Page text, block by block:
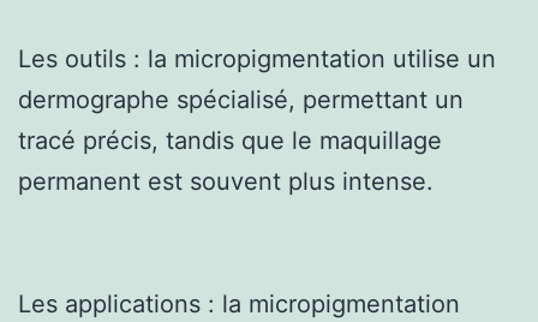
Les outils : la micropigmentation utilise un
dermographe spécialisé, permettant un
tracé précis, tandis que le maquillage
permanent est souvent plus intense.
Les applications : la micropigmentation